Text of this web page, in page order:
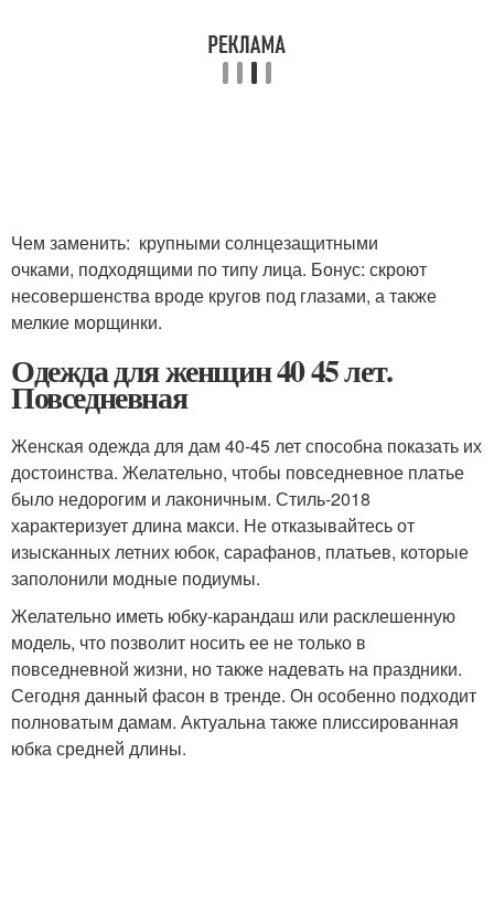
Чем заменить: крупными солнцезащитными
очками, подходящими по типу лица. Бонус: скроют
несовершенства вроде кругов под глазами, а также
мелкие морщинки.
Одежда для женщин 40 45 лет.
Повседневная
Женская одежда для дам 40-45 лет способна показать их
достоинства. Желательно, чтобы повседневное платье
было недорогим и лаконичным. Стиль-2018
характеризует длина макси. Не отказывайтесь от
изысканных летних юбок, сарафанов, платьев, которые
заполонили модные подиумы.
Желательно иметь юбку-карандаш или расклешенную
модель, что позволит носить ее не только в
повседневной жизни, но также надевать на праздники.
Сегодня данный фасон в тренде. Он особенно подходит
полноватым дамам. Актуальна также плиссированная
юбка средней длины.